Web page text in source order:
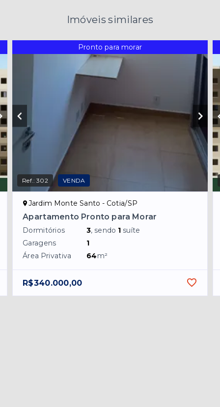
Imóveis similares
Pronto para morar
Ref.:302 VENDA
Jardim Monte Santo - Cotia/SP
Apartamento Pronto para Morar
Dormitórios 3, sendo 1 suíte
Garagens
1
Área Privativa
64m²
R$340.000,00